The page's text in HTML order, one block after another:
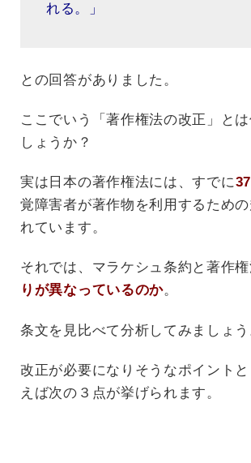
れる。」
との回答がありました。
ここでいう「著作権法の改正」と
しょうか？
実は日本の著作権法には、すでに
覚障害者が著作物を利用するため
れています。
それでは、マラケシュ条約と著作
りが異なっているのか。
条文を見比べて分析してみましょう
改正が必要になりそうなポイント
えば次の３点が挙げられます。